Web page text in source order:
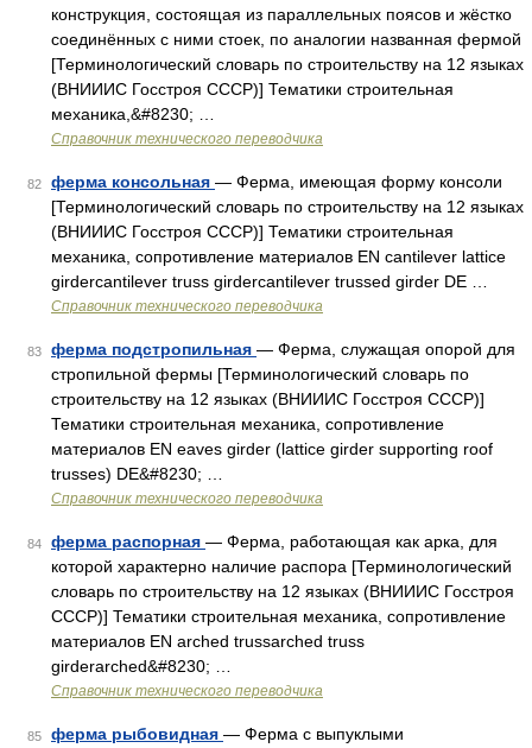
конструкция, состоящая из параллельных поясов и жёстко
соединённых с ними стоек, по аналогии названная фермой
[Терминологический словарь по строительству на 12 языках
(ВНИИИС Госстроя СССР)] Тематики строительная
механика,&#8230; …
Справочник технического переводчика
82 ферма консольная — Ферма, имеющая форму консоли
[Терминологический словарь по строительству на 12 языках
(ВНИИИС Госстроя СССР)] Тематики строительная
механика, сопротивление материалов EN cantilever lattice
girdercantilever truss girdercantilever trussed girder DE …
Справочник технического переводчика
83 ферма подстропильная — Ферма, служащая опорой для
стропильной фермы [Терминологический словарь по
строительству на 12 языках (ВНИИИС Госстроя СССР)]
Тематики строительная механика, сопротивление
материалов EN eaves girder (lattice girder supporting roof
trusses) DE&#8230; …
Справочник технического переводчика
84 ферма распорная — Ферма, работающая как арка, для
которой характерно наличие распора [Терминологический
словарь по строительству на 12 языках (ВНИИИС Госстроя
СССР)] Тематики строительная механика, сопротивление
материалов EN arched trussarched truss
girderarched&#8230; …
Справочник технического переводчика
85 ферма рыбовидная — Ферма с выпуклыми